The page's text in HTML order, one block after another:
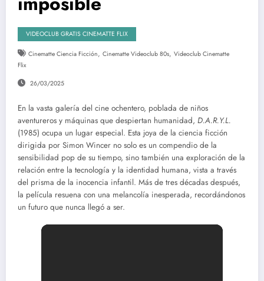
VIDEOCLUB GRATIS CINEMATTE FLIX
Cinematte Ciencia Ficción, Cinematte Videoclub 80s, Videoclub Cinematte
Flix
26/03/2025
En la vasta galería del cine ochentero, poblada de niños
aventureros y máquinas que despiertan humanidad, D.A.R.Y.L.
(1985) ocupa un lugar especial. Esta joya de la ciencia ficción
dirigida por Simon Wincer no solo es un compendio de la
sensibilidad pop de su tiempo, sino también una exploración de la
relación entre la tecnología y la identidad humana, vista a través
del prisma de la inocencia infantil. Más de tres décadas después,
la película resuena con una melancolía inesperada, recordándonos
un futuro que nunca llegó a ser.